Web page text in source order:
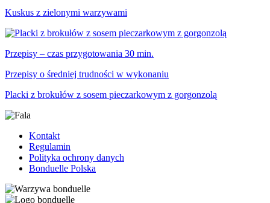
Kuskus z zielonymi warzywami
Przepisy – czas przygotowania 30 min.
Przepisy o średniej trudności w wykonaniu
Placki z brokułów z sosem pieczarkowym z gorgonzolą
Kontakt
Regulamin
Polityka ochrony danych
Bonduelle Polska